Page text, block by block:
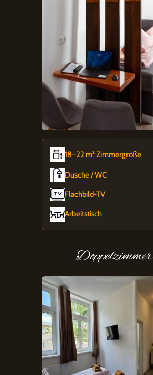
18–22 m² Zimmergröße
Dusche / WC
Flachbild-TV
Arbeitstisch
Doppelzimmer